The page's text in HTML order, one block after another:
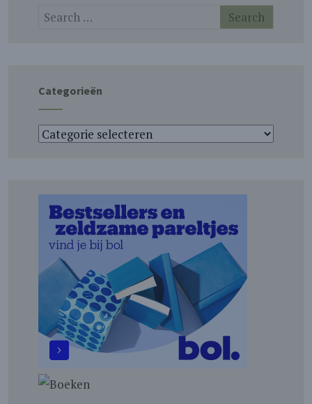
Categorieën
Categorieën